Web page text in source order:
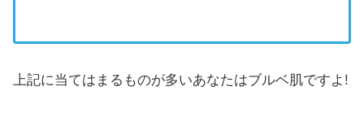
上記に当てはまるものが多いあなたはブルベ肌ですよ!